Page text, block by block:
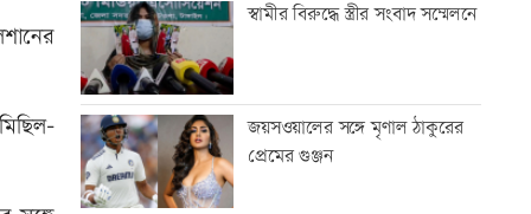
স্বামীর বিরুদ্ধে স্ত্রীর সংবাদ সম্মেলনে
জয়সওয়ালের সঙ্গে মৃণাল ঠাকুরের
প্রেমের গুঞ্জন